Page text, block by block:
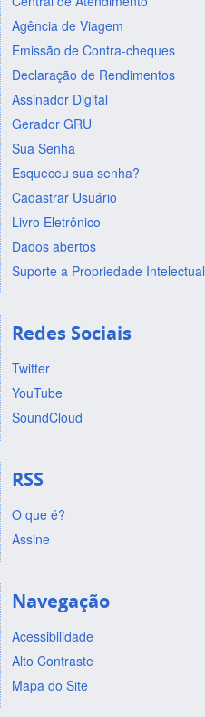
Agência de Viagem
Emissão de Contra-cheques
Declaração de Rendimentos
Assinador Digital
Gerador GRU
Sua Senha
Esqueceu sua senha?
Cadastrar Usuário
Livro Eletrônico
Dados abertos
Suporte a Propriedade Intelectual
Redes Sociais
Twitter
YouTube
SoundCloud
RSS
O que é?
Assine
Navegação
Acessibilidade
Alto Contraste
Mapa do Site